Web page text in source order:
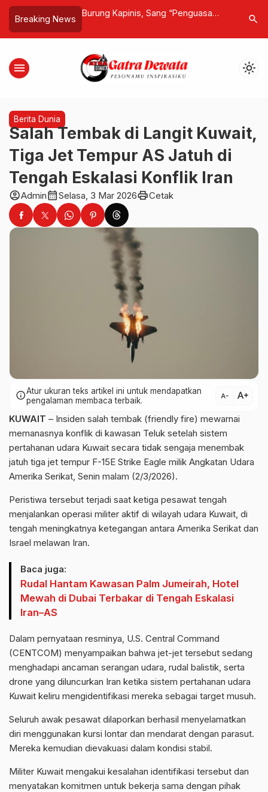
Breaking News
KEK Kura
Jadi Ruang Hidup
dan Budaya
Burung Kapinis, Sang “Penguasa
Tanpa Mampir ke Tanah
untuk
search
menu light_mode
Berita Dunia
Salah Tembak di Langit Kuwait,
Tiga Jet Tempur AS Jatuh di
Tengah Eskalasi Konflik Iran
account_circleAdmincalendar_monthSelasa, 3 Mar 2026printCetak
infoAtur ukuran teks artikel ini untuk mendapatkan
pengalaman membaca terbaik.
text_decrease text_increase
KUWAIT – Insiden salah tembak (friendly fire) mewarnai
memanasnya konflik di kawasan Teluk setelah sistem
pertahanan udara Kuwait secara tidak sengaja menembak
jatuh tiga jet tempur F-15E Strike Eagle milik Angkatan Udara
Amerika Serikat, Senin malam (2/3/2026).
Peristiwa tersebut terjadi saat ketiga pesawat tengah
menjalankan operasi militer aktif di wilayah udara Kuwait, di
tengah meningkatnya ketegangan antara Amerika Serikat dan
Israel melawan Iran.
Baca juga:
Rudal Hantam Kawasan Palm Jumeirah, Hotel
Mewah di Dubai Terbakar di Tengah Eskalasi
Iran–AS
Dalam pernyataan resminya, U.S. Central Command
(CENTCOM) menyampaikan bahwa jet-jet tersebut sedang
menghadapi ancaman serangan udara, rudal balistik, serta
drone yang diluncurkan Iran ketika sistem pertahanan udara
Kuwait keliru mengidentifikasi mereka sebagai target musuh.
Seluruh awak pesawat dilaporkan berhasil menyelamatkan
diri menggunakan kursi lontar dan mendarat dengan parasut.
Mereka kemudian dievakuasi dalam kondisi stabil.
Militer Kuwait mengakui kesalahan identifikasi tersebut dan
menyatakan komitmen untuk bekerja sama dengan pihak